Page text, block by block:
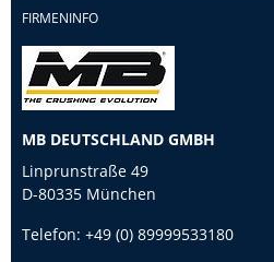
FIRMENINFO
MB DEUTSCHLAND GMBH
Linprunstraße 49
D-80335 München
Telefon: +49 (0) 89999533180